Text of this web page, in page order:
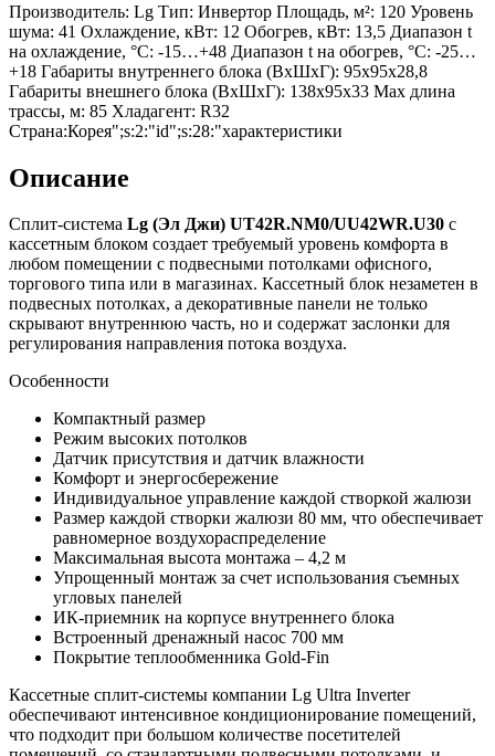
Производитель: Lg Тип: Инвертор Площадь, м²: 120 Уровень
шума: 41 Охлаждение, кВт: 12 Обогрев, кВт: 13,5 Диапазон t
на охлаждение, °С: -15…+48 Диапазон t на обогрев, °С: -25…
+18 Габариты внутреннего блока (ВхШхГ): 95х95х28,8
Габариты внешнего блока (ВхШхГ): 138х95х33 Max длина
трассы, м: 85 Хладагент: R32
Страна:Корея";s:2:"id";s:28:"характеристики
Описание
Сплит-система Lg (Эл Джи) UT42R.NM0/UU42WR.U30 с
кассетным блоком создает требуемый уровень комфорта в
любом помещении с подвесными потолками офисного,
торгового типа или в магазинах. Кассетный блок незаметен в
подвесных потолках, а декоративные панели не только
скрывают внутреннюю часть, но и содержат заслонки для
регулирования направления потока воздуха.
Особенности
Компактный размер
Режим высоких потолков
Датчик присутствия и датчик влажности
Комфорт и энергосбережение
Индивидуальное управление каждой створкой жалюзи
Размер каждой створки жалюзи 80 мм, что обеспечивает
равномерное воздухораспределение
Максимальная высота монтажа – 4,2 м
Упрощенный монтаж за счет использования съемных
угловых панелей
ИК-приемник на корпусе внутреннего блока
Встроенный дренажный насос 700 мм
Покрытие теплообменника Gold-Fin
Кассетные сплит-системы компании Lg Ultra Inverter
обеспечивают интенсивное кондиционирование помещений,
что подходит при большом количестве посетителей